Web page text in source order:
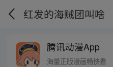
红发的海贼团叫啥
腾讯动漫App
海量正版漫画畅快看